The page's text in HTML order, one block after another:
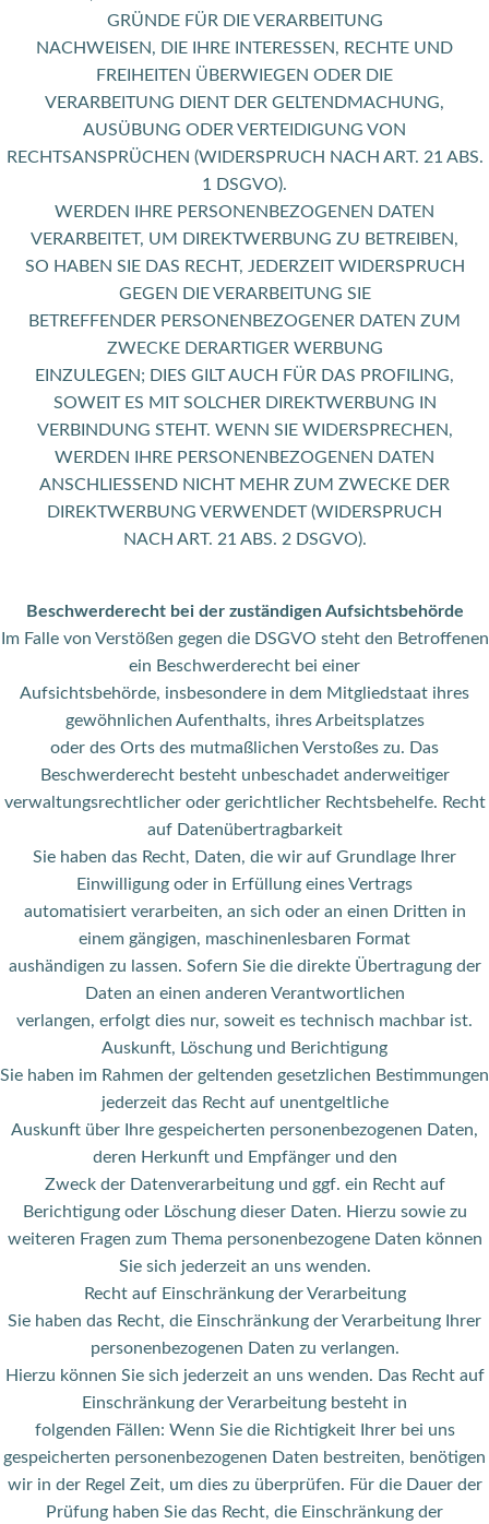
GRÜNDE FÜR DIE VERARBEITUNG
NACHWEISEN, DIE IHRE INTERESSEN, RECHTE UND
FREIHEITEN ÜBERWIEGEN ODER DIE
VERARBEITUNG DIENT DER GELTENDMACHUNG,
AUSÜBUNG ODER VERTEIDIGUNG VON
RECHTSANSPRÜCHEN (WIDERSPRUCH NACH ART. 21 ABS.
1 DSGVO).
WERDEN IHRE PERSONENBEZOGENEN DATEN
VERARBEITET, UM DIREKTWERBUNG ZU BETREIBEN,
SO HABEN SIE DAS RECHT, JEDERZEIT WIDERSPRUCH
GEGEN DIE VERARBEITUNG SIE
BETREFFENDER PERSONENBEZOGENER DATEN ZUM
ZWECKE DERARTIGER WERBUNG
EINZULEGEN; DIES GILT AUCH FÜR DAS PROFILING,
SOWEIT ES MIT SOLCHER DIREKTWERBUNG IN
VERBINDUNG STEHT. WENN SIE WIDERSPRECHEN,
WERDEN IHRE PERSONENBEZOGENEN DATEN
ANSCHLIESSEND NICHT MEHR ZUM ZWECKE DER
DIREKTWERBUNG VERWENDET (WIDERSPRUCH
NACH ART. 21 ABS. 2 DSGVO).
Beschwerderecht bei der zuständigen Aufsichtsbehörde
Im Falle von Verstößen gegen die DSGVO steht den Betroffenen
ein Beschwerderecht bei einer
Aufsichtsbehörde, insbesondere in dem Mitgliedstaat ihres
gewöhnlichen Aufenthalts, ihres Arbeitsplatzes
oder des Orts des mutmaßlichen Verstoßes zu. Das
Beschwerderecht besteht unbeschadet anderweitiger
verwaltungsrechtlicher oder gerichtlicher Rechtsbehelfe. Recht
auf Datenübertragbarkeit
Sie haben das Recht, Daten, die wir auf Grundlage Ihrer
Einwilligung oder in Erfüllung eines Vertrags
automatisiert verarbeiten, an sich oder an einen Dritten in
einem gängigen, maschinenlesbaren Format
aushändigen zu lassen. Sofern Sie die direkte Übertragung der
Daten an einen anderen Verantwortlichen
verlangen, erfolgt dies nur, soweit es technisch machbar ist.
Auskunft, Löschung und Berichtigung
Sie haben im Rahmen der geltenden gesetzlichen Bestimmungen
jederzeit das Recht auf unentgeltliche
Auskunft über Ihre gespeicherten personenbezogenen Daten,
deren Herkunft und Empfänger und den
Zweck der Datenverarbeitung und ggf. ein Recht auf
Berichtigung oder Löschung dieser Daten. Hierzu sowie zu
weiteren Fragen zum Thema personenbezogene Daten können
Sie sich jederzeit an uns wenden.
Recht auf Einschränkung der Verarbeitung
Sie haben das Recht, die Einschränkung der Verarbeitung Ihrer
personenbezogenen Daten zu verlangen.
Hierzu können Sie sich jederzeit an uns wenden. Das Recht auf
Einschränkung der Verarbeitung besteht in
folgenden Fällen: Wenn Sie die Richtigkeit Ihrer bei uns
gespeicherten personenbezogenen Daten bestreiten, benötigen
wir in der Regel Zeit, um dies zu überprüfen. Für die Dauer der
Prüfung haben Sie das Recht, die Einschränkung der